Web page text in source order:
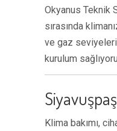
Okyanus Teknik
sırasında
ve gaz
kurulum
Klima bakımı,